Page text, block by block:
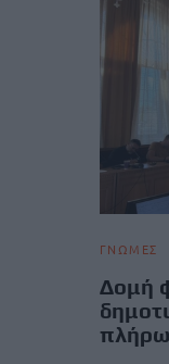
ΓΝΩΜΕΣ
Δομή